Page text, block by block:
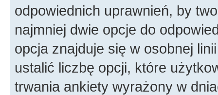
odpowiednich uprawnień, by
najmniej dwie opcje do
opcja znajduje się w osobnej
ustalić liczbę opcji, które
trwania ankiety wyrażony w